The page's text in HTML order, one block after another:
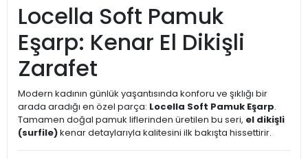
Locella Soft Pamuk
Eşarp: Kenar El Dikişli
Zarafet
Modern kadının günlük yaşantısında konforu ve şıklığı bir
arada aradığı en özel parça: Locella Soft Pamuk Eşarp.
Tamamen doğal pamuk liflerinden üretilen bu seri, el dikişli
(surfile)kenar detaylarıyla kalitesini ilk bakışta hissettirir.